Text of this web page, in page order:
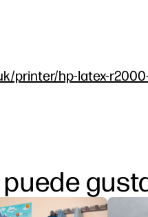
printer/hp-latex-